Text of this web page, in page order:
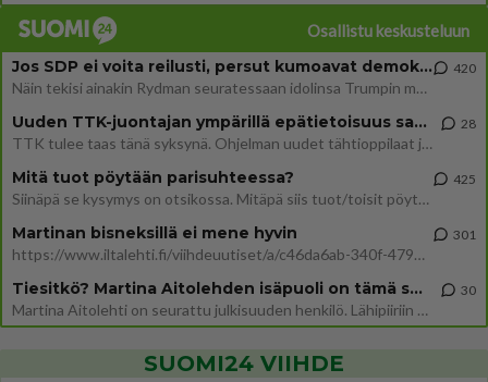
Osallistu keskusteluun
Jos SDP ei voita reilusti, persut kumoavat demokratian Suomesta
Näin tekisi ainakin Rydman seuratessaan idolinsa Trumpin mallia https://www.is.fi/politiikka/art-2000012187244.html
420
Uuden TTK-juontajan ympärillä epätietoisuus sakenee - Nyt MTV hämmentää soppaa
TTK tulee taas tänä syksynä. Ohjelman uudet tähtioppilaat julkistetaan torstaina 6. elokuuta klo 14 alkavassa lehdistö
28
Mitä tuot pöytään parisuhteessa?
Siinäpä se kysymys on otsikossa. Mitäpä siis tuot/toisit pöytään parisuhteessa? Oletko mies vai nainen? Koetko sen mitä
425
Martinan bisneksillä ei mene hyvin
https://www.iltalehti.fi/viihdeuutiset/a/c46da6ab-340f-4790-aaa7-0865eed2336 Yrityksen konkurssihakemus on tullut kärä
301
Tiesitkö? Martina Aitolehden isäpuoli on tämä suosittu laulaja
Martina Aitolehti on seurattu julkisuuden henkilö. Lähipiiriin mahtuu muitakin tunnettuja henkilöitä. Tiesitkö, että Ma
30
SUOMI24 VIIHDE